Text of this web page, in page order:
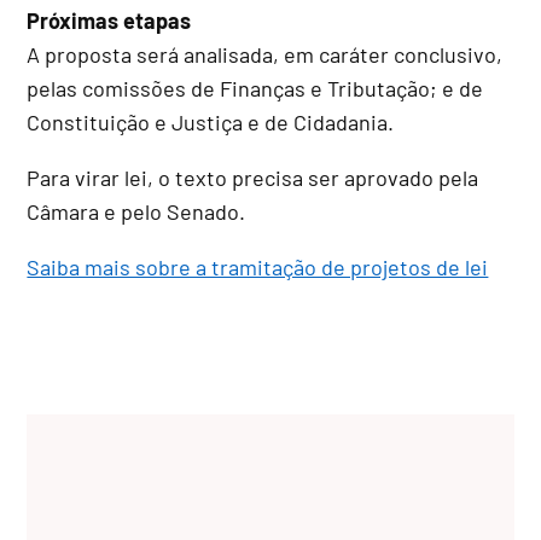
Próximas etapas
A proposta será analisada, em caráter conclusivo,
pelas comissões de Finanças e Tributação; e de
Constituição e Justiça e de Cidadania.
Para virar lei, o texto precisa ser aprovado pela
Câmara e pelo Senado.
Saiba mais sobre a tramitação de projetos de lei